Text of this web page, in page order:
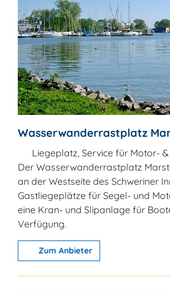
Wasserwanderrastplatz
Liegeplatz, Service für Motor-
Der Wasserwanderrastplatz
an der Westseite des Schweriner
Gastliegeplätze für Segel- und
eine Kran- und Slipanlage für
Verfügung.
Zum Anbieter